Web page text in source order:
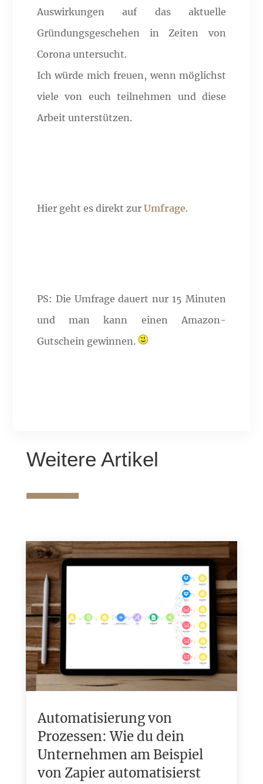
Auswirkungenauf das aktuelle
Gründungsgeschehen in Zeiten von
Corona untersucht.
Ich würde mich freuen, wenn möglichst
viele von euch teilnehmen und diese
Arbeit unterstützen.
Hier geht es direkt zur Umfrage.
PS: Die Umfrage dauert nur 15 Minuten
und man kann einen Amazon-
Gutschein gewinnen.
Weitere Artikel
Automatisierung von
Prozessen: Wie du dein
Unternehmen am Beispiel
von Zapier automatisierst